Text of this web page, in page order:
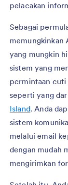
pelacakan
Sebagai
memungkinkan
yang mungkin
sistem yang
permintaan
seperti yang
Island. Anda
sistem
melalui email
dengan mudah
mengirimkan